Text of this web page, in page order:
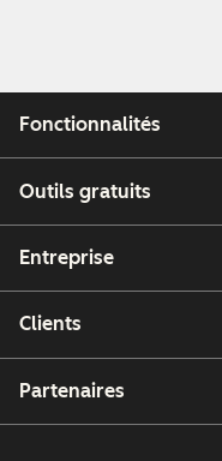
Fonctionnalités
Outils gratuits
Entreprise
Clients
Partenaires